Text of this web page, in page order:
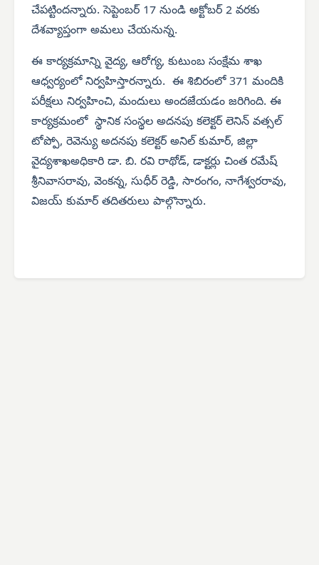
చేపట్టిందన్నారు. సెప్టెంబర్ 17 నుండి అక్టోబర్ 2 వరకు
దేశవ్యాప్తంగా అమలు చేయనున్న.
ఈ కార్యక్రమాన్ని వైద్య, ఆరోగ్య, కుటుంబ సంక్షేమ శాఖ
ఆధ్వర్యంలో నిర్వహిస్తారన్నారు. ఈ శిబిరంలో 371 మందికి
పరీక్షలు నిర్వహించి, మందులు అందజేయడం జరిగింది. ఈ
కార్యక్రమంలో స్థానిక సంస్థల అదనపు కలెక్టర్ లెనిన్ వత్సల్
టోప్పో, రెవెన్యు అదనపు కలెక్టర్ అనిల్ కుమార్, జిల్లా
వైద్యశాఖఅధికారి డా. బి. రవి రాథోడ్, డాక్టర్లు చింత రమేష్
శ్రీనివాసరావు, వెంకన్న, సుధీర్ రెడ్డి, సారంగం, నాగేశ్వరరావు,
విజయ్ కుమార్ తదితరులు పాల్గొన్నారు.